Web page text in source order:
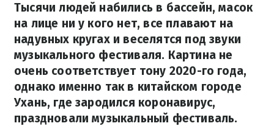
Тысячи людей набились в бассейн, масок
на лице ни у кого нет, все плавают на
надувных кругах и веселятся под звуки
музыкального фестиваля. Картина не
очень соответствует тону 2020-го года,
однако именно так в китайском городе
Ухань, где зародился коронавирус,
праздновали музыкальный фестиваль.